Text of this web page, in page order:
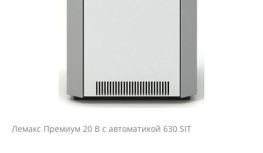
Лемакс Премиум 20 В с автоматикой 630 SIT